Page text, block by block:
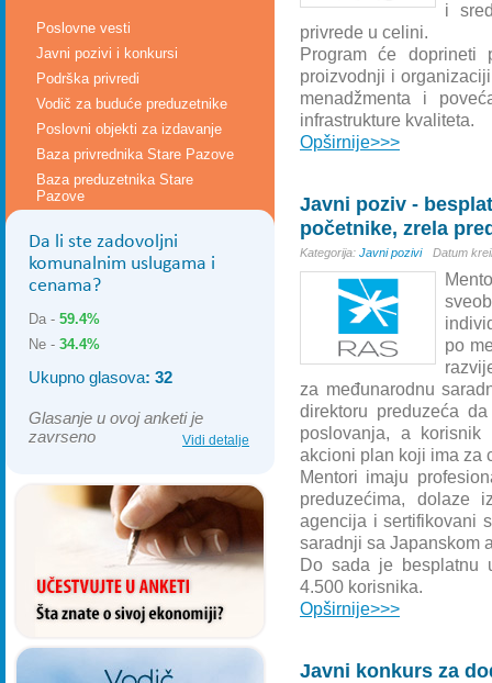
Poslovne vesti
Javni pozivi i konkursi
Podrška privredi
Vodič za buduće preduzetnike
Poslovni objekti za izdavanje
Baza privrednika Stare Pazove
Baza preduzetnika Stare
Pazove
Da li ste zadovoljni
komunalnim uslugama i
cenama?
Da - 59.4%
Ne - 34.4%
Ukupno glasova: 32
Glasanje u ovoj anketi je
zavrseno
Vidi detalje
i
privrede u celini.
Program će doprineti
proizvodnji i
menadžmenta i
infrastrukture kvaliteta.
Opširnije>>>
Javni poziv -
početnike, zrela
Kategorija: Javni pozivi Datum
po
za međunarodnu
direktoru preduzeća
poslovanja, a
akcioni plan koji ima za
Mentori imaju
preduzećima, dolaze
agencija i sertifikovani
saradnji sa Japanskom
Do sada je besplatnu
4.500 korisnika.
Opširnije>>>
Javni konkurs za